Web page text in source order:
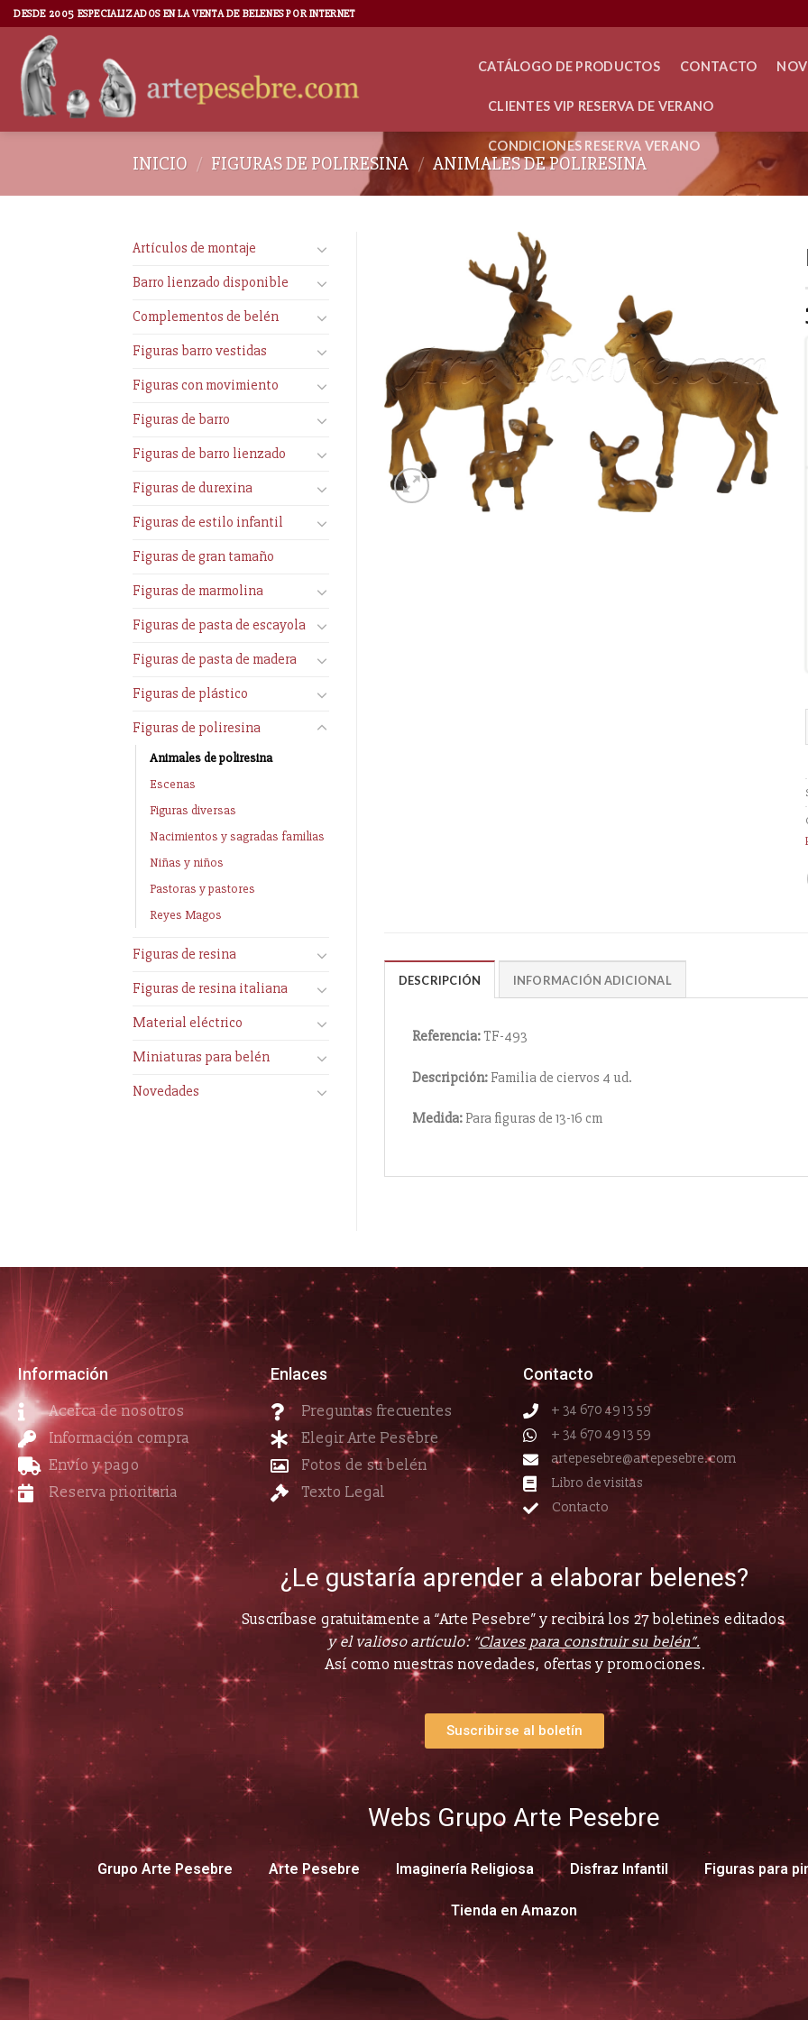
DESDE 2005 ESPECIALIZADOS EN LA VENTA DE BELENES POR INTERNET
CATÁLOGO DE PRODUCTOS CONTACTO
CLIENTES VIP RESERVA DE VERANO
CONDICIONES RESERVA VERANO
INICIO / FIGURAS DE POLIRESINA / ANIMALES DE POLIRESINA
Artículos de montaje
Barro lienzado disponible
Complementos de belén
Figuras barro vestidas
Figuras con movimiento
Figuras de barro
Figuras de barro lienzado
Figuras de durexina
Figuras de estilo infantil
Figuras de gran tamaño
Figuras de marmolina
Figuras de pasta de escayola
Figuras de pasta de madera
Figuras de plástico
Figuras de poliresina
Animales de poliresina
Escenas
Figuras diversas
Nacimientos y sagradas familias
Niñas y niños
Pastoras y pastores
Reyes Magos
Figuras de resina
Figuras de resina italiana
Material eléctrico
Miniaturas para belén
Novedades
DESCRIPCIÓN INFORMACIÓN ADICIONAL
Referencia:TF-493
Descripción:Familia de ciervos 4 ud.
Medida:Para figuras de 13-16 cm
Información
Acerca de nosotros
Información compra
Envío y pago
Reserva prioritaria
Enlaces
Preguntas frecuentes
Elegir Arte Pesebre
Fotos de su belén
Texto Legal
Contacto
+ 34 670 49 13 59
+ 34 670 49 13 59
artepesebre@artepesebre.com
Libro de visitas
Contacto
¿Le gustaría aprender a elaborar belenes?
Suscríbase gratuitamente a “Arte Pesebre” y recibirá los 27 boletines editados
y el valioso artículo: “Claves para construir su belén”.
Así como nuestras novedades, ofertas y promociones.
Suscribirse al boletín
Webs Grupo Arte Pesebre
Grupo Arte Pesebre Arte Pesebre Imaginería Religiosa Disfraz Infantil Figuras para
Tienda en Amazon